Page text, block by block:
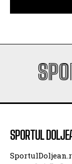
sportului.
suporteri și o
de performanță
ULTIMELE ȘTIRI